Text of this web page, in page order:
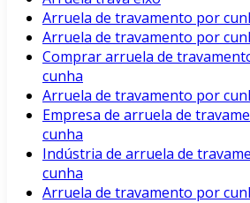
Arruela de travamento por
Arruela de travamento por
Comprar arruela de
cunha
Arruela de travamento por
Empresa de arruela de
cunha
Indústria de arruela de
cunha
Arruela de travamento por